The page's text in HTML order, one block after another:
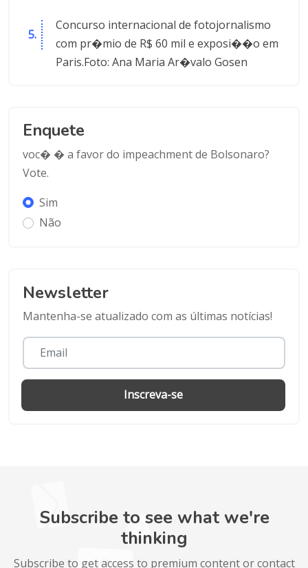
Concurso internacional de fotojornalismo
com pr�mio de R$ 60 mil e exposi��o em
Paris.Foto: Ana Maria Ar�valo Gosen
Enquete
voc� � a favor do impeachment de Bolsonaro?
Vote.
Sim
Não
Newsletter
Mantenha-se atualizado com as últimas notícias!
Inscreva-se
Subscribe to see what we're
thinking
Subscribe to get access to premium content or contact